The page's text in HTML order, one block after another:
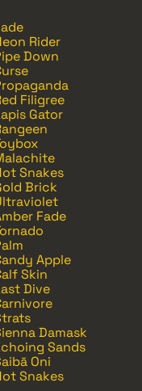
Rider
Down
Filigree
Gator
Snakes
Brick
Fade
Apple
Skin
Dive
Damask
Sands
Oni
Snakes